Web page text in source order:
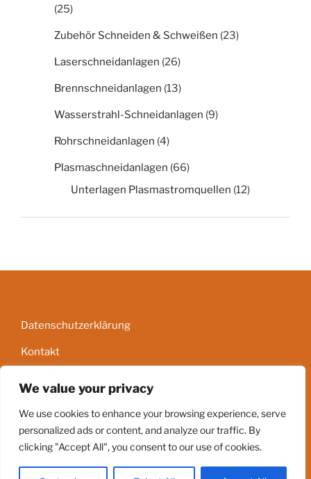
We value your privacy
We use cookies to enhance your browsing experience, serve
personalized ads or content, and analyze our traffic. By
clicking "Accept All", you consent to our use of cookies.
(25)
Zubehör Schneiden & Schweißen (23)
Laserschneidanlagen (26)
Brennschneidanlagen (13)
Wasserstrahl-Schneidanlagen (9)
Rohrschneidanlagen (4)
Plasmaschneidanlagen (66)
Unterlagen Plasmastromquellen (12)
Datenschutzerklärung
Kontakt